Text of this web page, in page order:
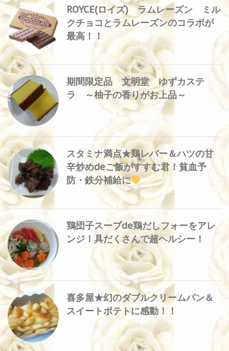
ROYCE(ロイズ) ラムレーズン ミル
クチョコとラムレーズンのコラボが
最高！！
期間限定品 文明堂 ゆずカステ
ラ ～柚子の香りがお上品～
スタミナ満点★鶏レバー＆ハツの甘
辛炒めdeご飯がすすむ君！貧血予
防・鉄分補給に
鶏団子スープde鶏だしフォーをアレ
ンジ！具だくさんで超ヘルシー！
喜多屋★幻のダブルクリームパン＆
スイートポテトに感動！！